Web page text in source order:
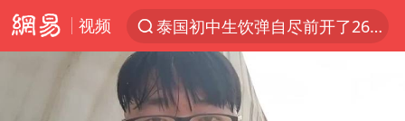
视频
泰国初中生饮弹自尽前开了26枪